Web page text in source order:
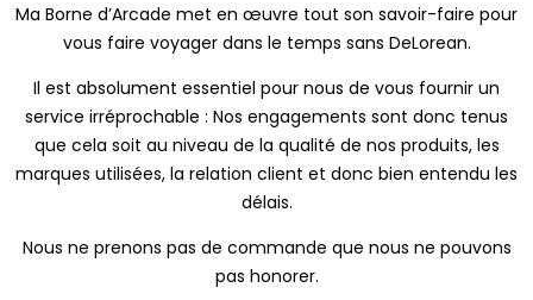
Ma Borne d’Arcade met en œuvre tout son savoir-faire pour
vous faire voyager dans le temps sans DeLorean.
Il est absolument essentiel pour nous de vous fournir un
service irréprochable : Nos engagements sont donc tenus
que cela soit au niveau de la qualité de nos produits, les
marques utilisées, la relation client et donc bien entendu les
délais.
Nous ne prenons pas de commande que nous ne pouvons
pas honorer.